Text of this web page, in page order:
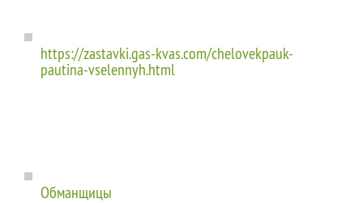
https://zastavki.gas-kvas.com/chelovekpauk-
pautina-vselennyh.html
Обманщицы